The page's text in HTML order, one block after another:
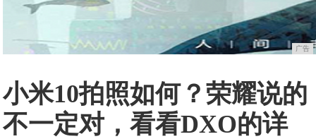
广告
小米10拍照如何？荣耀说的
不一定对，看看DXO的详